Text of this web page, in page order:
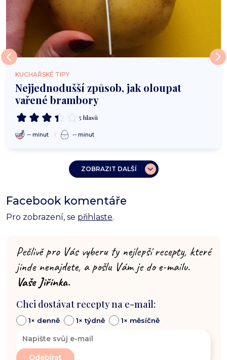
KUCHAŘSKÉ TIPY
Nejjednodušší způsob, jak oloupat
vařené brambory
5 hlasů
-- minut -- minut
ZOBRAZIT DALŠÍ
Facebook komentáře
Pro zobrazení, se přihlaste.
Pečlivě pro Vás vyberu ty nejlepší recepty, které
jinde nenajdete, a pošlu Vám je do e-mailu.
Vaše Jiřinka.
Chci dostávat recepty na e-mail:
1× denně 1× týdně 1× měsíčně